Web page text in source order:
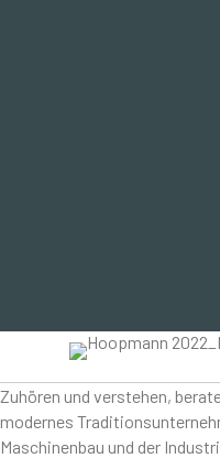
Zuhören und verstehen,
modernes
Maschinenbau und der